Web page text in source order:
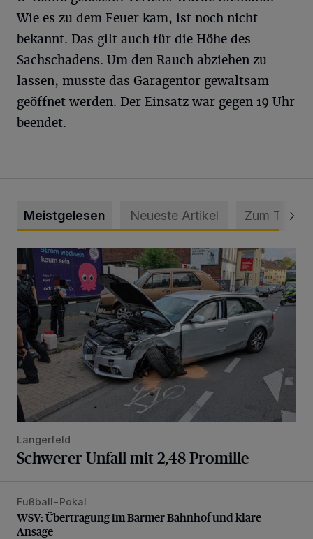
Wie es zu dem Feuer kam, ist noch nicht
bekannt. Das gilt auch für die Höhe des
Sachschadens. Um den Rauch abziehen zu
lassen, musste das Garagentor gewaltsam
geöffnet werden. Der Einsatz war gegen 19 Uhr
beendet.
Meistgelesen Neueste Artikel Zum Thema
Schwerer Unfall mit 2,48 Promille
Langerfeld
Schwerer Unfall mit 2,48 Promille
WSV: Übertragung im Barmer Bahnhof und klare Ansage
Fußball-Pokal
WSV: Übertragung im Barmer Bahnhof und klare
Ansage